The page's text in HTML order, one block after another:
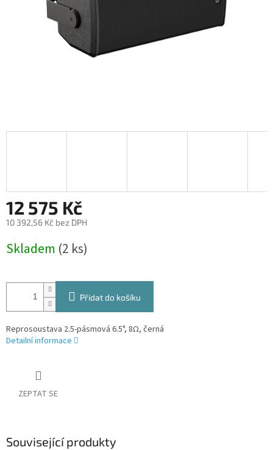
12 575 Kč
10 392,56 Kč bez DPH
cena:
Skladem (2 ks)
Přidat do košíku
Reprosoustava 2.5-pásmová 6.5", 8Ω, černá
Detailní informace
ZEPTAT SE
Související produkty